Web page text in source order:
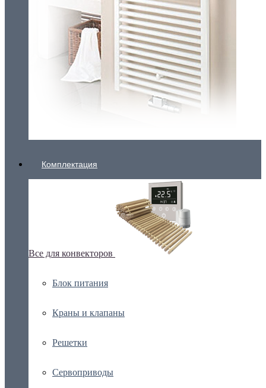
Комплектация
Все для конвекторов
Блок питания
Краны и клапаны
Решетки
Сервоприводы